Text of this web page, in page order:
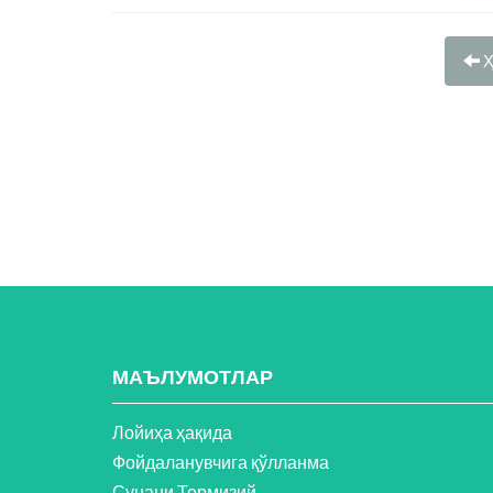
МАЪЛУМОТЛАР
Лойиҳа ҳақида
Фойдаланувчига қўлланма